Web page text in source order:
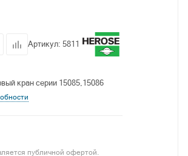
Артикул: 5811
кран серии 15085,15086
публичной офертой.